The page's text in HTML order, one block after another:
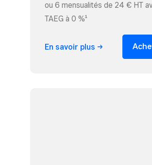
ou 6 mensualités de 24 € HT
TAEG à 0 %¹
En savoir plus